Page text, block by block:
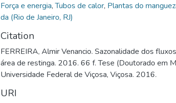
Força e energia,Tubos de calor, Plantas do
da (Rio de Janeiro, RJ)
Citation
FERREIRA, Almir Venancio. Sazonalidade dos
área de restinga. 2016. 66 f. Tese (Doutorado em
Universidade Federal de Viçosa, Viçosa. 2016.
URI